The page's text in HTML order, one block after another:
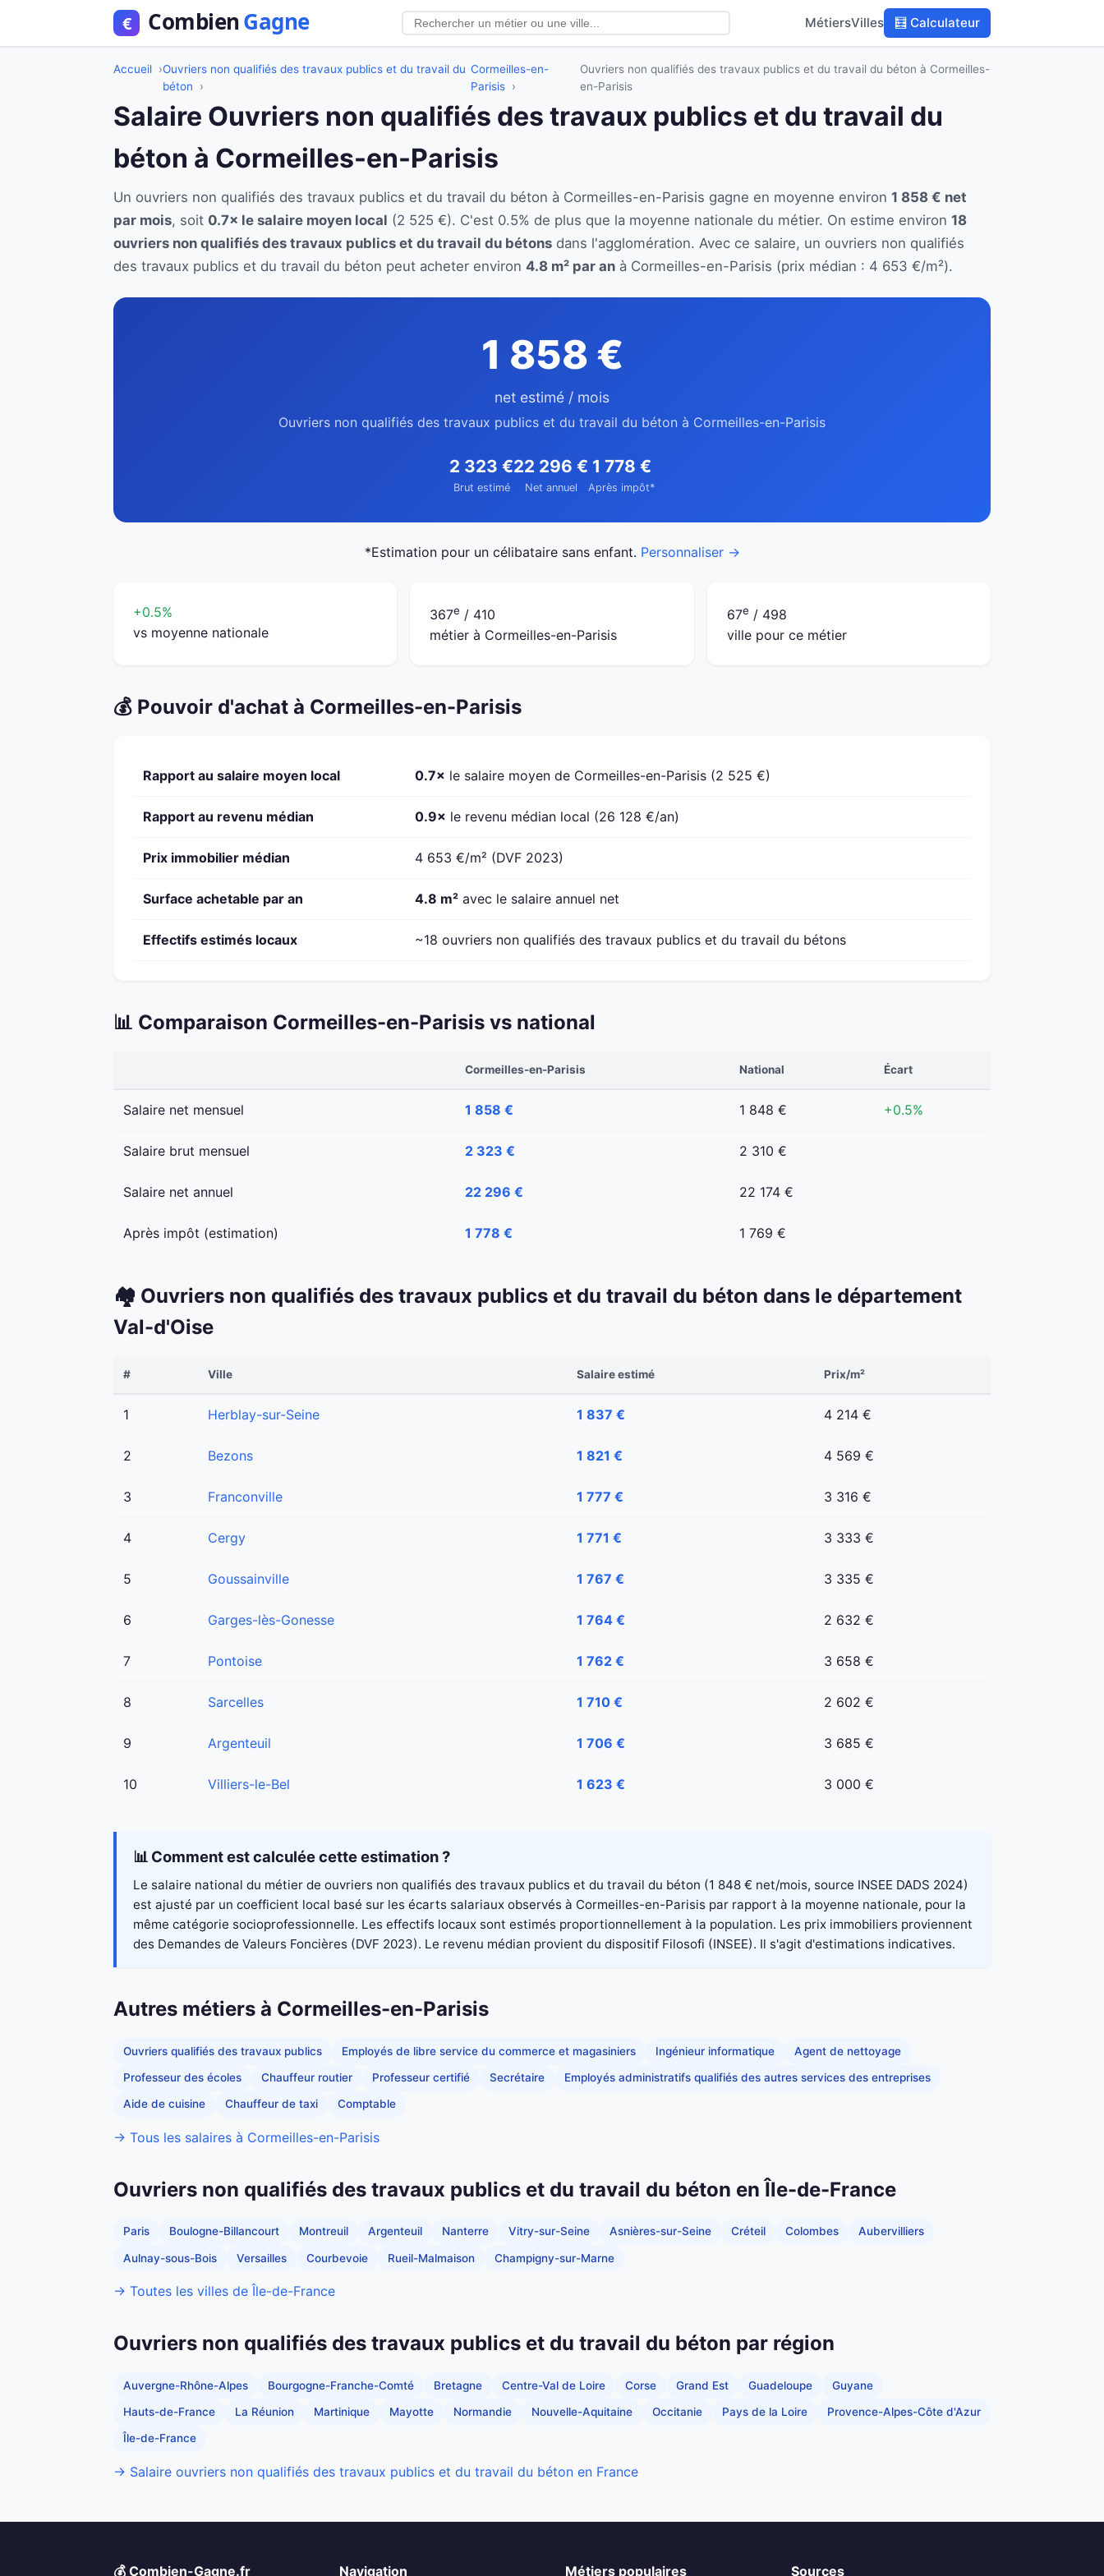
MétiersVilles 🧮 Calculateur
Accueil
Ouvriers non qualifiés des travaux publics et du travail du
béton
Cormeilles-en-
Parisis
Ouvriers non qualifiés des travaux publics et du travail du béton à Cormeilles-
en-Parisis
Salaire Ouvriers non qualifiés des travaux publics et du travail du
béton à Cormeilles-en-Parisis
Un ouvriers non qualifiés des travaux publics et du travail du béton à Cormeilles-en-Parisis gagne en moyenne environ 1 858 € net
par mois, soit 0.7× le salaire moyen local (2 525 €). C'est 0.5% de plus que la moyenne nationale du métier. On estime environ 18
ouvriers non qualifiés des travaux publics et du travail du bétons dans l'agglomération. Avec ce salaire, un ouvriers non qualifiés
des travaux publics et du travail du béton peut acheter environ 4.8 m² par an à Cormeilles-en-Parisis (prix médian : 4 653 €/m²).
1 858 €
net estimé / mois
Ouvriers non qualifiés des travaux publics et du travail du béton à Cormeilles-en-Parisis
2 323 €
Brut estimé
22 296 €
Net annuel
1 778 €
Après impôt*
*Estimation pour un célibataire sans enfant. Personnaliser →
+0.5%
vs moyenne nationale
367e / 410
métier à Cormeilles-en-Parisis
67e / 498
ville pour ce métier
💰 Pouvoir d'achat à Cormeilles-en-Parisis
Rapport au salaire moyen local 0.7× le salaire moyen de Cormeilles-en-Parisis (2 525 €)
Rapport au revenu médian 0.9× le revenu médian local (26 128 €/an)
Prix immobilier médian 4 653 €/m² (DVF 2023)
Surface achetable par an 4.8 m² avec le salaire annuel net
Effectifs estimés locaux ~18 ouvriers non qualifiés des travaux publics et du travail du bétons
📊 Comparaison Cormeilles-en-Parisis vs national
Cormeilles-en-Parisis National Écart
Salaire net mensuel 1 858 € 1 848 € +0.5%
Salaire brut mensuel 2 323 € 2 310 €
Salaire net annuel 22 296 € 22 174 €
Après impôt (estimation) 1 778 € 1 769 €
🏘️ Ouvriers non qualifiés des travaux publics et du travail du béton dans le département
Val-d'Oise
# Ville Salaire estimé Prix/m²
1 Herblay-sur-Seine 1 837 € 4 214 €
2 Bezons 1 821 € 4 569 €
3 Franconville 1 777 € 3 316 €
4 Cergy 1 771 € 3 333 €
5 Goussainville 1 767 € 3 335 €
6 Garges-lès-Gonesse 1 764 € 2 632 €
7 Pontoise 1 762 € 3 658 €
8 Sarcelles 1 710 € 2 602 €
9 Argenteuil 1 706 € 3 685 €
10 Villiers-le-Bel 1 623 € 3 000 €
📊 Comment est calculée cette estimation ?
Le salaire national du métier de ouvriers non qualifiés des travaux publics et du travail du béton (1 848 € net/mois, source INSEE DADS 2024)
est ajusté par un coefficient local basé sur les écarts salariaux observés à Cormeilles-en-Parisis par rapport à la moyenne nationale, pour la
même catégorie socioprofessionnelle. Les effectifs locaux sont estimés proportionnellement à la population. Les prix immobiliers proviennent
des Demandes de Valeurs Foncières (DVF 2023). Le revenu médian provient du dispositif Filosofi (INSEE). Il s'agit d'estimations indicatives.
Autres métiers à Cormeilles-en-Parisis
Ouvriers qualifiés des travaux publics Employés de libre service du commerce et magasiniers Ingénieur informatique Agent de nettoyage
Professeur des écoles Chauffeur routier Professeur certifié Secrétaire Employés administratifs qualifiés des autres services des entreprises
Aide de cuisine Chauffeur de taxi Comptable
→ Tous les salaires à Cormeilles-en-Parisis
Ouvriers non qualifiés des travaux publics et du travail du béton en Île-de-France
Paris Boulogne-Billancourt Montreuil Argenteuil Nanterre Vitry-sur-Seine Asnières-sur-Seine Créteil Colombes Aubervilliers
Aulnay-sous-Bois Versailles Courbevoie Rueil-Malmaison Champigny-sur-Marne
→ Toutes les villes de Île-de-France
Ouvriers non qualifiés des travaux publics et du travail du béton par région
Auvergne-Rhône-Alpes Bourgogne-Franche-Comté Bretagne Centre-Val de Loire Corse Grand Est Guadeloupe Guyane
Hauts-de-France La Réunion Martinique Mayotte Normandie Nouvelle-Aquitaine Occitanie Pays de la Loire Provence-Alpes-Côte d'Azur
Île-de-France
→ Salaire ouvriers non qualifiés des travaux publics et du travail du béton en France
💰 Combien-Gagne.fr Navigation Métiers populaires Sources